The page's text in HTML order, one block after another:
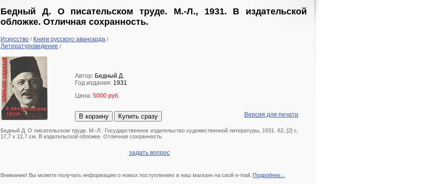
Бедный Д. О писательском труде. М.-Л., 1931. В издательской
обложке. Отличная сохранность.
Искусство / Книги русского авангарда /
Литературоведение /
Автор: Бедный Д.
Год издания: 1931
Цена: 5000 руб.
В корзину Купить сразу Версия для печати
Бедный Д. О писательском труде. М.-Л.: Государственное издательство художественной литературы, 1931. 62, [2] с.
17,7 х 12,7 см. В издательской обложке. Отличная сохранность.
задать вопрос
Внимание! Вы можете получать информацию о новых поступлениях в наш магазин на свой e-mail. Подробнее...